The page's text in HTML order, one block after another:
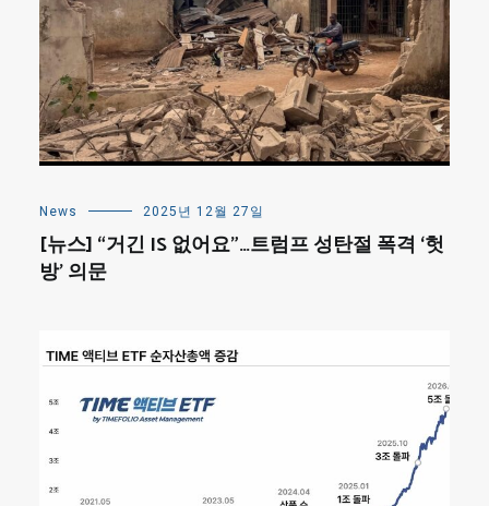
News 2025년 12월 27일
[뉴스] “거긴 IS 없어요”…트럼프 성탄절 폭격 ‘헛
방’ 의문